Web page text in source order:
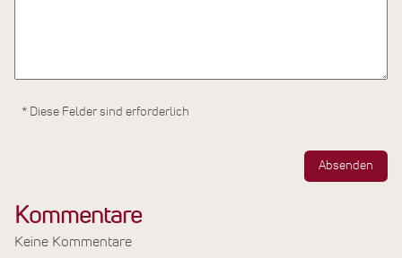
* Diese Felder sind erforderlich
Absenden
Kommentare
Keine Kommentare